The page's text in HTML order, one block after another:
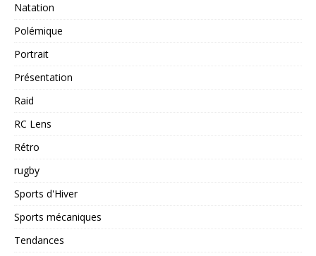
Natation
Polémique
Portrait
Présentation
Raid
RC Lens
Rétro
rugby
Sports d'Hiver
Sports mécaniques
Tendances